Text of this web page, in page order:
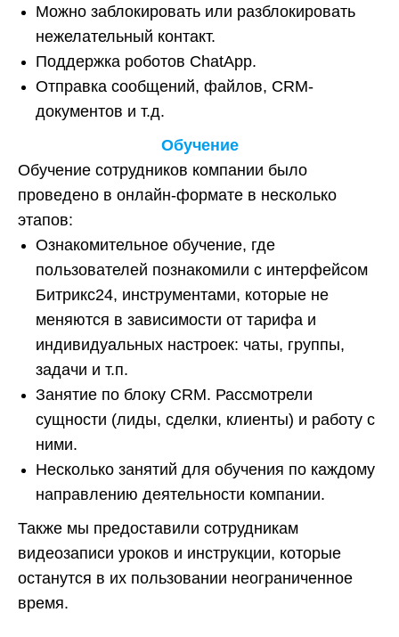
Можно заблокировать или разблокировать
нежелательный контакт.
Поддержка роботов ChatApp.
Отправка сообщений, файлов, CRM-
документов и т.д.
Обучение
Обучение сотрудников компании было
проведено в онлайн-формате в несколько
этапов:
Ознакомительное обучение, где
пользователей познакомили с интерфейсом
Битрикс24, инструментами, которые не
меняются в зависимости от тарифа и
индивидуальных настроек: чаты, группы,
задачи и т.п.
Занятие по блоку CRM. Рассмотрели
сущности (лиды, сделки, клиенты) и работу с
ними.
Несколько занятий для обучения по каждому
направлению деятельности компании.
Также мы предоставили сотрудникам
видеозаписи уроков и инструкции, которые
останутся в их пользовании неограниченное
время.